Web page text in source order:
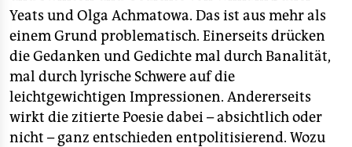
Yeats und Olga Achmatowa. Das ist aus mehr als
einem Grund problematisch. Einerseits drücken
die Gedanken und Gedichte mal durch Banalität,
mal durch lyrische Schwere auf die
leichtgewichtigen Impressionen. Andererseits
wirkt die zitierte Poesie dabei – absichtlich oder
nicht – ganz entschieden entpolitisierend. Wozu